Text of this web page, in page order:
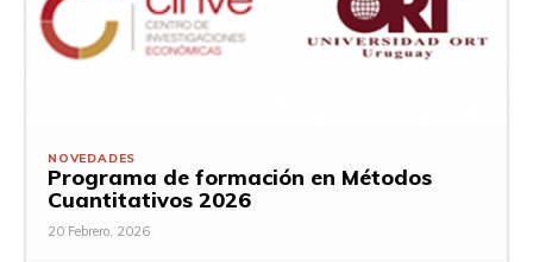
NOVEDADES
Programa de formación en Métodos
Cuantitativos 2026
20 Febrero, 2026